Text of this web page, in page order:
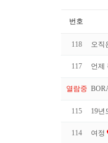
번호
118 오직
117 언제
열람중
115 19년
114 여정